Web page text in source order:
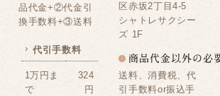
品代金+②代金引
換手数料+③送料
代引手数料
1万円ま
で
324
円
区赤坂2丁目4-5
シャトレサクシー
ズ 1F
送料、消費税、代
引手数料or振込手